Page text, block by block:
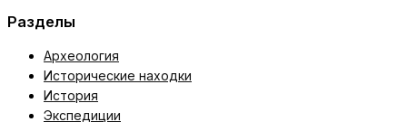
Разделы
Археология
Исторические находки
История
Экспедиции